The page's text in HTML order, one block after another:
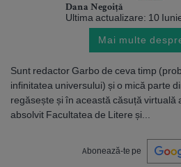
Dana Negoiță
Ultima actualizare: 10
Mai multe
Sunt redactor Garbo de ceva timp
infinitatea universului) și o mică parte
regăsește și în această căsuță virtuală
absolvit Facultatea de Litere și...
Abonează-te pe